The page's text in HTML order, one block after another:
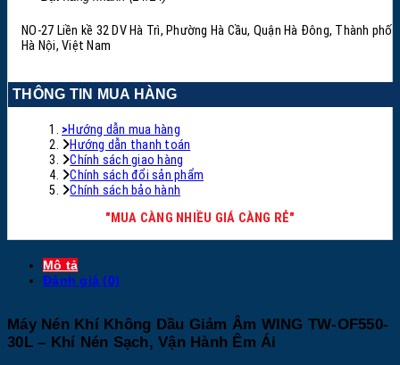
NO-27 Liền kề 32 DV Hà Trì, Phường Hà Cầu, Quận Hà Đông, Thành phố
Hà Nội, Việt Nam
THÔNG TIN MUA HÀNG
>Hướng dẫn mua hàng
Hướng dẫn thanh toán
Chính sách giao hàng
Chính sách đổi sản phẩm
Chính sách bảo hành
"MUA CÀNG NHIỀU GIÁ CÀNG RẺ"
Mô tả
Đánh giá (0)
Máy Nén Khí Không Dầu Giảm Âm WING TW-OF550-
30L – Khí Nén Sạch, Vận Hành Êm Ái